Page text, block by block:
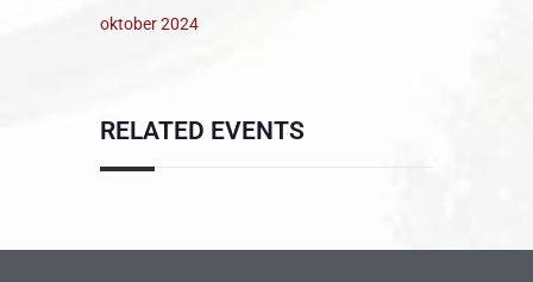
oktober 2024
RELATED EVENTS